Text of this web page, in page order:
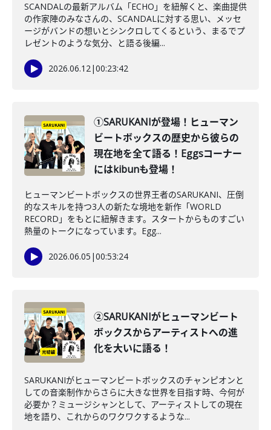
SCANDALの最新アルバム「ECHO」を紐解くと、楽曲提供
の作家陣のみなさんの、SCANDALに対する思い、メッセ
ージがバンドの想いとシンクロしてくるという、まるでプ
レゼントのような気分、と語る後編...
2026.06.12|00:23:42
①SARUKANIが登場！ヒューマン
ビートボックスの歴史から彼らの
現在地を全て語る！Eggsコーナー
にはkibunも登場！
ヒューマンビートボックスの世界王者のSARUKANI、圧倒
的なスキルを持つ3人の新たな境地を新作「WORLD
RECORD」をもとに紐解きます。スタートからものすごい
熱量のトークになっています。Egg...
2026.06.05 |00:53:24
②SARUKANIがヒューマンビート
ボックスからアーティストへの進
化を大いに語る！
SARUKANIがヒューマンビートボックスのチャンピオンと
しての音楽制作からさらに大きな世界を目指す時、今何が
必要か？ミュージシャンとして、アーティストしての現在
地を語り、これからのワクワクするような...